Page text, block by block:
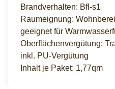
Brandverhalten: Bfl-s1
Raumeignung:
geeignet für
Oberflächenvergütung:
inkl. PU-Vergütung
Inhalt je Paket: 1,77qm